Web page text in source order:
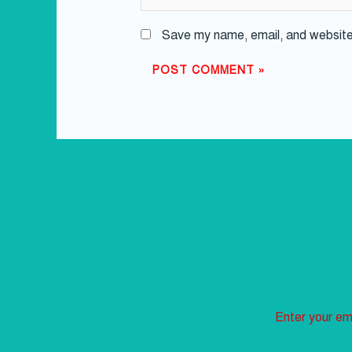
Save my name, email, and
Enter your